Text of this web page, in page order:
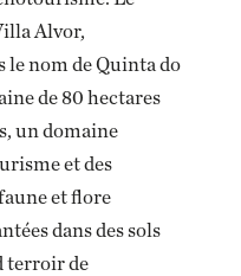
Alvor,
le nom de Quinta do
de 80 hectares
un domaine
et des
et flore
dans des sols
terroir de